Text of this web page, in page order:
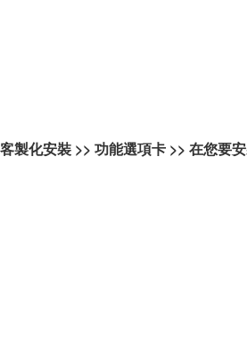
製化安裝 >> 功能選項卡 >> 在您要